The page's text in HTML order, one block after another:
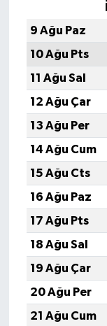
9 Ağu Paz
10 Ağu Pts
11 Ağu Sal
12 Ağu Çar
13 Ağu Per
14 Ağu Cum
15 Ağu Cts
16 Ağu Paz
17 Ağu Pts
18 Ağu Sal
19 Ağu Çar
20 Ağu Per
21 Ağu Cum